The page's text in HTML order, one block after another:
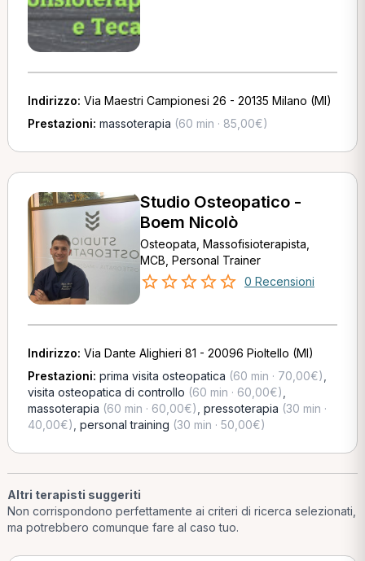
Indirizzo: Via Maestri Campionesi 26 - 20135 Milano (MI)
Prestazioni: massoterapia (60 min · 85,00€)
Studio Osteopatico -
Boem Nicolò
Osteopata, Massofisioterapista,
MCB, Personal Trainer
0 Recensioni
Indirizzo: Via Dante Alighieri 81 - 20096 Pioltello (MI)
Prestazioni: prima visita osteopatica (60 min · 70,00€)
visita osteopatica di controllo (60 min · 60,00€)
massoterapia (60 min · 60,00€) pressoterapia (30 min ·
40,00€) personal training (30 min · 50,00€)
Altri terapisti suggeriti
Non corrispondono perfettamente ai criteri di ricerca selezionati,
ma potrebbero comunque fare al caso tuo.